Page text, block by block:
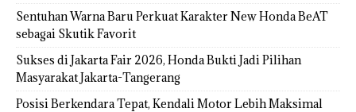
Sentuhan Warna Baru Perkuat Karakter New Honda BeAT
sebagai Skutik Favorit
Sukses di Jakarta Fair 2026, Honda Bukti Jadi Pilihan
Masyarakat Jakarta-Tangerang
Posisi Berkendara Tepat, Kendali Motor Lebih Maksimal